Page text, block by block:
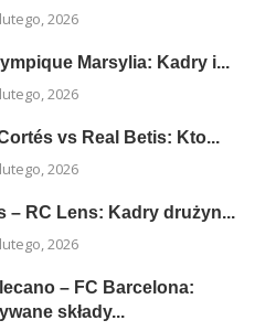
2026
Marsylia: Kadry i...
2026
vs Real Betis: Kto...
2026
– RC Lens: Kadry drużyn...
2026
– FC Barcelona:
składy...